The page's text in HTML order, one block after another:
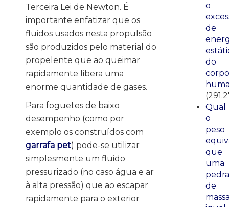
Terceira Lei de Newton. É
importante enfatizar que os
fluidos usados nesta propulsão
são produzidos pelo material do
propelente que ao queimar
rapidamente libera uma
enorme quantidade de gases.
Para foguetes de baixo
desempenho (como por
exemplo os construídos com
garrafa pet) pode-se utilizar
simplesmente um fluido
pressurizado (no caso água e ar
à alta pressão) que ao escapar
rapidamente para o exterior
o
de
do
corpo
Qual
o
peso
que
uma
pedra
de